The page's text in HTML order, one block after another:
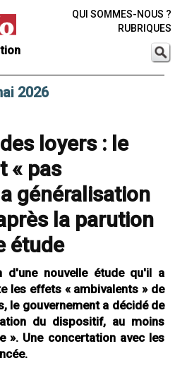
QUI SOMMES-NOUS ?
RUBRIQUES
2026
loyers : le
« pas
généralisation
la parution
étude
d'une nouvelle étude qu'il a
les effets « ambivalents » de
le gouvernement a décidé de
du dispositif, au moins
». Une concertation avec les